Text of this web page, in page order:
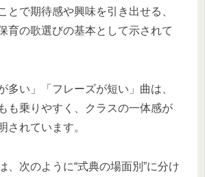
とで期待感や興味を引き出せる、
育の歌選びの基本として示されて
多い」「フレーズが短い」曲は、
も乗りやすく、クラスの一体感が
されています。
、次のように“式典の場面別”に分け